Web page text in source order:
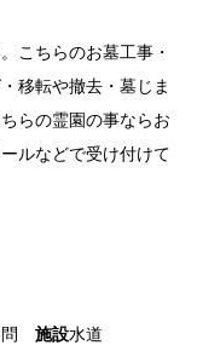
こちらのお墓工事・
移転や撤去・墓じま
らの霊園の事ならお
ルなどで受け付けて
問 施設水道